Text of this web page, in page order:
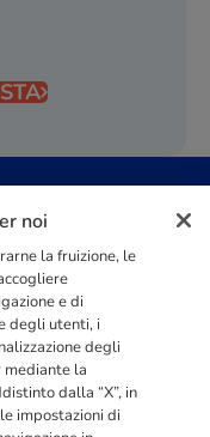
nella
più di
Portogallo e Italia.
noi
la fruizione, le
e di
degli utenti, i
degli
mediante la
dalla “X”, in
impostazioni di